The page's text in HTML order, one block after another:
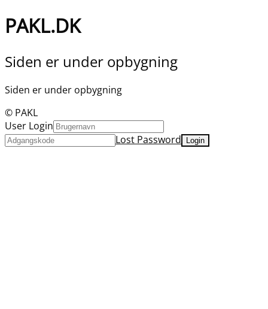
PAKL.DK
Siden er under opbygning
Siden er under opbygning
© PAKL
User Login
Lost Password